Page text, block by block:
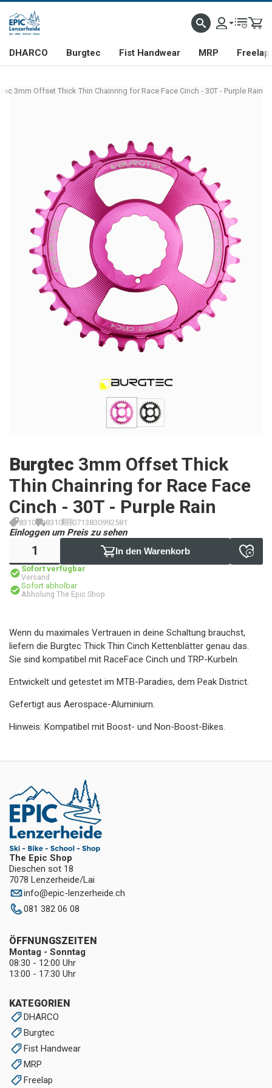
DHARCO Burgtec Fist Handwear MRP Freelap
3mm Offset Thick Thin Chainring for Race Face Cinch - 30T - Purple Rain
Burgtec 3mm Offset Thick
Thin Chainring for Race Face
Cinch - 30T - Purple Rain
8310 8310 0713830992581
Einloggen um Preis zu sehen
In den Warenkorb
Sofort verfügbar
Versand
Sofort abholbar
Abholung The Epic Shop
Wenn du maximales Vertrauen in deine Schaltung brauchst,
liefern die Burgtec Thick Thin Cinch Kettenblätter genau das.
Sie sind kompatibel mit RaceFace Cinch und TRP-Kurbeln.
Entwickelt und getestet im MTB-Paradies, dem Peak District.
Gefertigt aus Aerospace-Aluminium.
Hinweis: Kompatibel mit Boost- und Non-Boost-Bikes.
The Epic Shop
Dieschen sot 18
7078 Lenzerheide/Lai
info@epic-lenzerheide.ch
081 382 06 08
KATEGORIEN
DHARCO
Burgtec
Fist Handwear
MRP
Freelap
ÖFFNUNGSZEITEN
Montag - Sonntag
08:30 - 12:00 Uhr
13:00 - 17:30 Uhr